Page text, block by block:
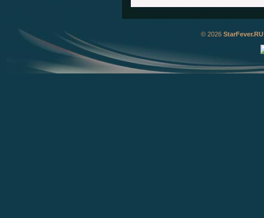
© 2026 StarFever.RU